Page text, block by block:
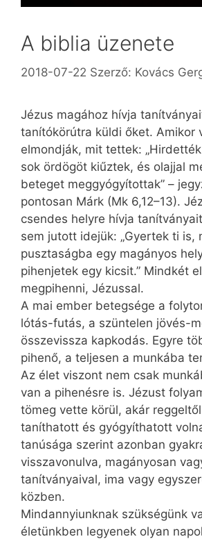
A biblia üzenete
2018-07-22 Szerző: Kovács
Jézus magához hívja
tanítókörútra küldi őket. Amikor
elmondják, mit tettek:
sok ördögöt kiűztek, és olajjal
beteget meggyógyítottak” –
pontosan Márk (Mk 6,12–13).
csendes helyre hívja
sem jutott idejük: „Gyertek ti is,
pusztaságba egy magányos
pihenjetek egy kicsit.” Mindkét
megpihenni, Jézussal.
A mai ember betegsége a
lótás-futás, a szüntelen jövés-
összevissza kapkodás. Egyre
pihenő, a teljesen a munkába
Az élet viszont nem csak
van a pihenésre is. Jézust
tömeg vette körül, akár
taníthatott és gyógyíthatott
tanúsága szerint azonban
visszavonulva, magányosan
tanítványaival, ima vagy
közben.
Mindannyiunknak szükségünk
életünkben legyenek olyan